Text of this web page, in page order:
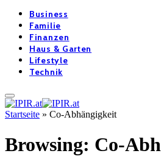
Business
Familie
Finanzen
Haus & Garten
Lifestyle
Technik
Startseite » Co-Abhängigkeit
Browsing: Co-